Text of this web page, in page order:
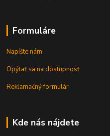
Formuláre
Napíšte nám
Opýtať sa na dostupnosť
Reklamačný formulár
Kde nás nájdete